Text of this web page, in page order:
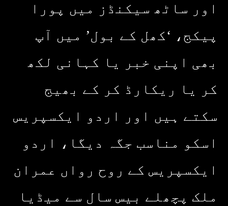
اور ساٹھ سیکنڈز میں پورا
پیکج، ‘کھل کے بول’ میں آپ
بھی اپنی خبر یا کہانی لکھ
کر یا ریکارڈ کر کے بھیج
سکتے ہیں اور اردو ایکسپریس
اسکو مناسب جگہ دیگا، اردو
ایکسپریس کے روح رواں عمران
ملک پچھلے بیس سال سے میڈیا